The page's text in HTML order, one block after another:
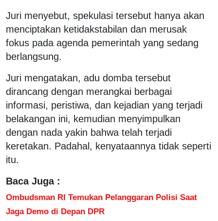
Juri menyebut, spekulasi tersebut hanya akan
menciptakan ketidakstabilan dan merusak
fokus pada agenda pemerintah yang sedang
berlangsung.
Juri mengatakan, adu domba tersebut
dirancang dengan merangkai berbagai
informasi, peristiwa, dan kejadian yang terjadi
belakangan ini, kemudian menyimpulkan
dengan nada yakin bahwa telah terjadi
keretakan. Padahal, kenyataannya tidak seperti
itu.
Baca Juga :
Ombudsman RI Temukan Pelanggaran Polisi Saat
Jaga Demo di Depan DPR